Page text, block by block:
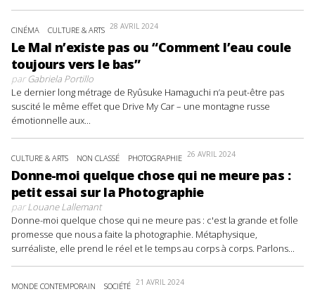
CINÉMA CULTURE & ARTS 28 AVRIL 2024
Le Mal n’existe pas ou “Comment l’eau coule
toujours vers le bas”
parGabriela Portillo
Le dernier long métrage de Ryûsuke Hamaguchi n’a peut-être pas
suscité le même effet que Drive My Car – une montagne russe
émotionnelle aux...
CULTURE & ARTS NON CLASSÉ PHOTOGRAPHIE 26 AVRIL 2024
Donne-moi quelque chose qui ne meure pas :
petit essai sur la Photographie
parLouane Lallemant
Donne-moi quelque chose qui ne meure pas : c'est la grande et folle
promesse que nous a faite la photographie. Métaphysique,
surréaliste, elle prend le réel et le temps au corps à corps. Parlons...
MONDE CONTEMPORAIN SOCIÉTÉ 21 AVRIL 2024